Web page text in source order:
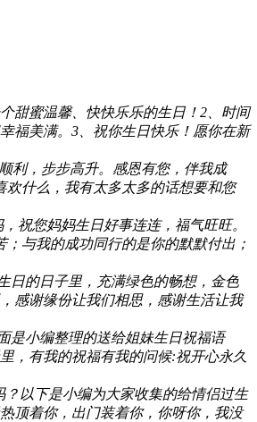
甜蜜温馨、快快乐乐的生日！2、时间
福美满。3、祝你生日快乐！愿你在新
利，步步高升。感恩有您，伴我成
什么，我有太多太多的话想要和您
祝您妈妈生日好事连连，福气旺旺。
与我的成功同行的是你的默默付出；
日的日子里，充满绿色的畅想，金色
感谢缘份让我们相思，感谢生活让我
是小编整理的送给姐妹生日祝福语
，有我的祝福有我的问候:祝开心永久
以下是小编为大家收集的给情侣过生
顶着你，出门装着你，你呀你，我没